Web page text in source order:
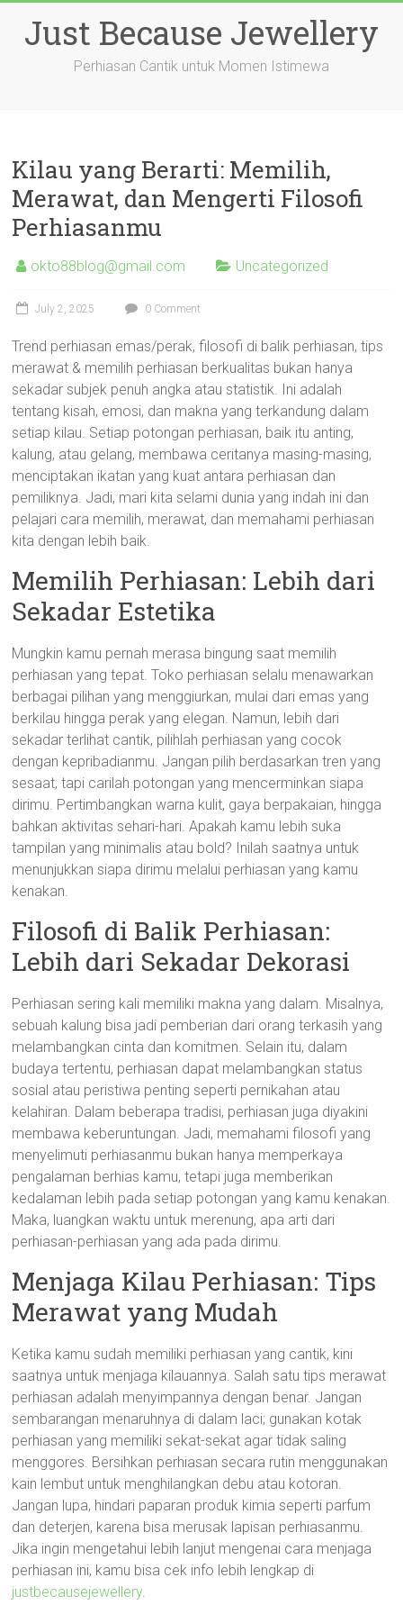
contentJust Because Jewellery
Perhiasan Cantik untuk Momen Istimewa
Kilau yang Berarti: Memilih,
Merawat, dan Mengerti Filosofi
Perhiasanmu
okto88blog@gmail.com Uncategorized
July 2, 2025 0 Comment
Trend perhiasan emas/perak, filosofi di balik perhiasan, tips
merawat & memilih perhiasan berkualitas bukan hanya
sekadar subjek penuh angka atau statistik. Ini adalah
tentang kisah, emosi, dan makna yang terkandung dalam
setiap kilau. Setiap potongan perhiasan, baik itu anting,
kalung, atau gelang, membawa ceritanya masing-masing,
menciptakan ikatan yang kuat antara perhiasan dan
pemiliknya. Jadi, mari kita selami dunia yang indah ini dan
pelajari cara memilih, merawat, dan memahami perhiasan
kita dengan lebih baik.
Memilih Perhiasan: Lebih dari
Sekadar Estetika
Mungkin kamu pernah merasa bingung saat memilih
perhiasan yang tepat. Toko perhiasan selalu menawarkan
berbagai pilihan yang menggiurkan, mulai dari emas yang
berkilau hingga perak yang elegan. Namun, lebih dari
sekadar terlihat cantik, pilihlah perhiasan yang cocok
dengan kepribadianmu. Jangan pilih berdasarkan tren yang
sesaat, tapi carilah potongan yang mencerminkan siapa
dirimu. Pertimbangkan warna kulit, gaya berpakaian, hingga
bahkan aktivitas sehari-hari. Apakah kamu lebih suka
tampilan yang minimalis atau bold? Inilah saatnya untuk
menunjukkan siapa dirimu melalui perhiasan yang kamu
kenakan.
Filosofi di Balik Perhiasan:
Lebih dari Sekadar Dekorasi
Perhiasan sering kali memiliki makna yang dalam. Misalnya,
sebuah kalung bisa jadi pemberian dari orang terkasih yang
melambangkan cinta dan komitmen. Selain itu, dalam
budaya tertentu, perhiasan dapat melambangkan status
sosial atau peristiwa penting seperti pernikahan atau
kelahiran. Dalam beberapa tradisi, perhiasan juga diyakini
membawa keberuntungan. Jadi, memahami filosofi yang
menyelimuti perhiasanmu bukan hanya memperkaya
pengalaman berhias kamu, tetapi juga memberikan
kedalaman lebih pada setiap potongan yang kamu kenakan.
Maka, luangkan waktu untuk merenung, apa arti dari
perhiasan-perhiasan yang ada pada dirimu.
Menjaga Kilau Perhiasan: Tips
Merawat yang Mudah
Ketika kamu sudah memiliki perhiasan yang cantik, kini
saatnya untuk menjaga kilauannya. Salah satu tips merawat
perhiasan adalah menyimpannya dengan benar. Jangan
sembarangan menaruhnya di dalam laci; gunakan kotak
perhiasan yang memiliki sekat-sekat agar tidak saling
menggores. Bersihkan perhiasan secara rutin menggunakan
kain lembut untuk menghilangkan debu atau kotoran.
Jangan lupa, hindari paparan produk kimia seperti parfum
dan deterjen, karena bisa merusak lapisan perhiasanmu.
Jika ingin mengetahui lebih lanjut mengenai cara menjaga
perhiasan ini, kamu bisa cek info lebih lengkap di
justbecausejewellery.